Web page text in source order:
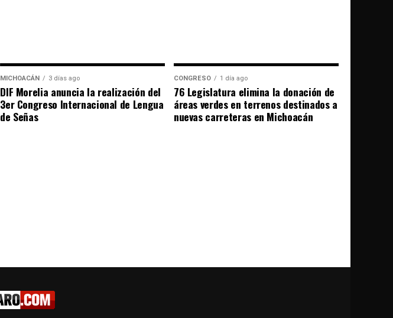
MICHOACÁN 3 días ago
DIF Morelia anuncia la realización del
3er Congreso Internacional de Lengua
de Señas
CONGRESO 1 día ago
76 Legislatura elimina la donación de
áreas verdes en terrenos destinados a
nuevas carreteras en Michoacán